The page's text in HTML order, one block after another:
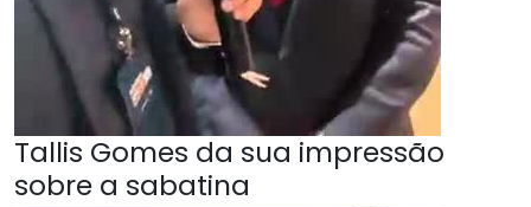
Tallis Gomes da sua impressão
sobre a sabatina